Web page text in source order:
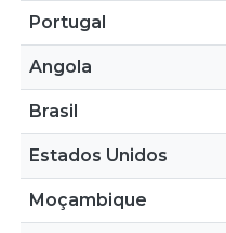
Portugal
Angola
Brasil
Estados Unidos
Moçambique